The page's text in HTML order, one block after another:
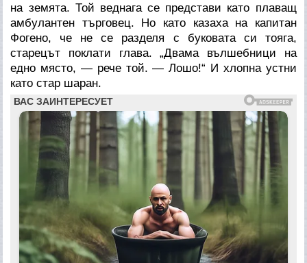
на земята. Той веднага се представи като плаващ
амбулантен търговец. Но като казаха на капитан
Фогено, че не се разделя с буковата си тояга,
старецът поклати глава. „Двама вълшебници на
едно място, — рече той. — Лошо!“ И хлопна устни
като стар шаран.